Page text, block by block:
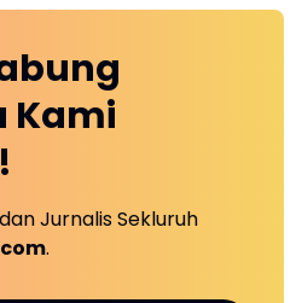
Kami
Jurnalis Sekluruh
.